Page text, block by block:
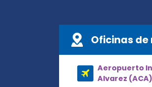
Oficinas
Aeropuerto
Alvarez (ACA)